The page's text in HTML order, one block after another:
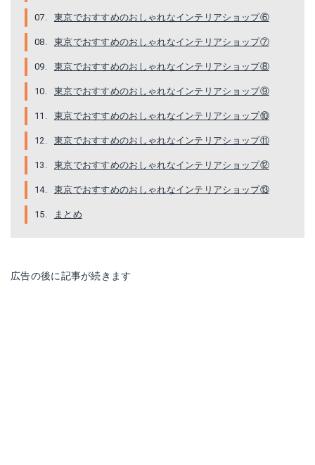
東京でおすすめのおしゃれなインテリアショップ⑥
東京でおすすめのおしゃれなインテリアショップ⑦
東京でおすすめのおしゃれなインテリアショップ⑧
東京でおすすめのおしゃれなインテリアショップ⑨
東京でおすすめのおしゃれなインテリアショップ⑩
東京でおすすめのおしゃれなインテリアショップ⑪
東京でおすすめのおしゃれなインテリアショップ⑫
東京でおすすめのおしゃれなインテリアショップ⑬
まとめ
広告の後に記事が続きます